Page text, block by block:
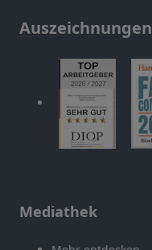
Auszeichnungen
Mediathek